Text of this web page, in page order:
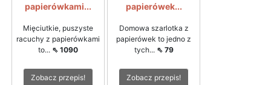
papierówkami...
Mięciutkie, puszyste
racuchy z papierówkami
to... ⇖ 1090
Zobacz przepis!
papierówek...
Domowa szarlotka z
papierówek to jedno z
tych... ⇖ 79
Zobacz przepis!